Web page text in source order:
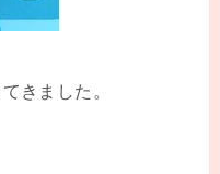
きました。